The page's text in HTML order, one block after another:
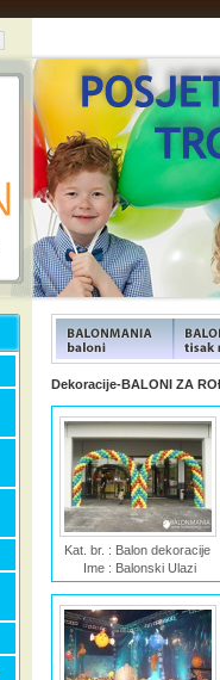
Dekoracije-BALONI ZA
Kat. br. : Balon dekoracije
Ime : Balonski Ulazi